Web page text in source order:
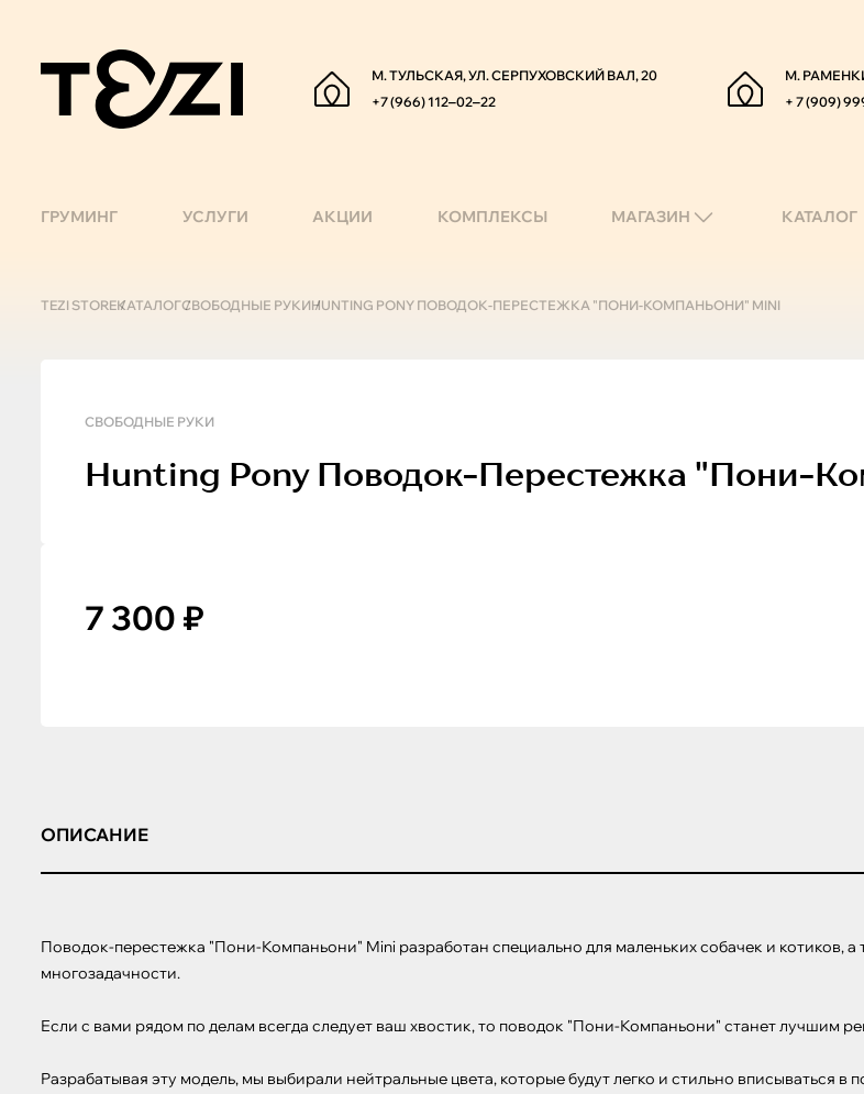
М. ТУЛЬСКАЯ, УЛ. СЕРПУХОВСКИЙ ВАЛ, 20
+7 (966) 112‒02‒22
М.
+ 7 (909)
ГРУМИНГ УСЛУГИ АКЦИИ КОМПЛЕКСЫ МАГАЗИН КАТАЛОГ
TEZI STOREКАТАЛОГСВОБОДНЫЕ РУКИHUNTING PONY ПОВОДОК-ПЕРЕСТЕЖКА "ПОНИ-КОМПАНЬОНИ" MINI
СВОБОДНЫЕ РУКИ
Hunting PonyПоводок-Перестежка "пони-
7 300 ₽
ОПИСАНИЕ
Поводок-перестежка "Пони-Компаньони" Mini разработан специально для маленьких собачек и котиков,
многозадачности.
Если с вами рядом по делам всегда следует ваш хвостик, то поводок "Пони-Компаньони" станет лучшим
Разрабатывая эту модель, мы выбирали нейтральные цвета, которые будут легко и стильно вписываться